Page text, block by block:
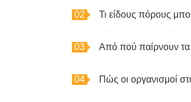
Τι είδους πόρους
Από πού παίρνουν τα
Πώς οι οργανισμοί